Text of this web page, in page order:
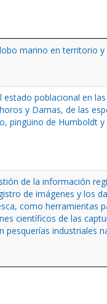
marino en territorio y
poblacional en
y Damas, de las
pingüino de Humboldt y
de la información
de imágenes y los
como herramientas
científicos de las
pesquerías industriales